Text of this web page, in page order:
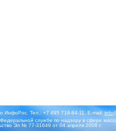
ИнфоРос. Тел.: +7 495 718-84-11, E-mail:
службе по надзору в сфере
Эл № 77-31649 от 04 апреля 2008 г.